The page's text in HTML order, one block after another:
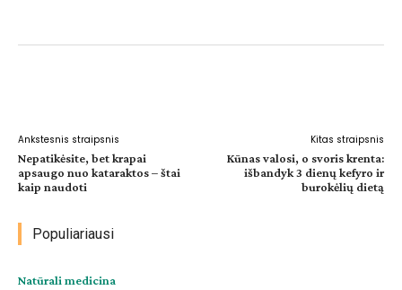
Ankstesnis straipsnis
Nepatikėsite, bet krapai
apsaugo nuo kataraktos – štai
kaip naudoti
Kitas straipsnis
Kūnas valosi, o svoris krenta:
išbandyk 3 dienų kefyro ir
burokėlių dietą
Populiariausi
Natūrali medicina